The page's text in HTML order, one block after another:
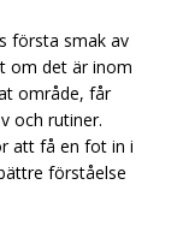
första smak av
om det är inom
område, får
och rutiner.
att få en fot in i
förståelse